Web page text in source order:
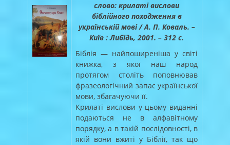
слово: крилаті вислови
біблійного походження в
українській мові / А. П. Коваль. –
Київ : Либідь, 2001. – 312 с.
Біблія — найпоширеніша у світі
книжка, з якої наш народ
протягом століть поповнював
фразеологічний запас української
мови, збагачуючи її.
Крилаті вислови у цьому виданні
подаються не в алфавітному
порядку, а в такій послідовності, в
якій вони вжиті у Біблії, так що